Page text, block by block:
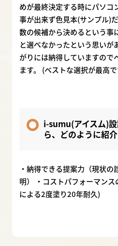
めが最終決定する時にパソコ
事が出来ず色見本(サンプル)
数の候補から決めるという事
と選べなかったという思いが
がりには納得していますので
ます。 (ベストな選択が最高
i-sumu(アイスム)
ら、どのように紹
・納得できる提案力（現状の
明） ・コストパフォーマン
による2度塗り20年耐久)